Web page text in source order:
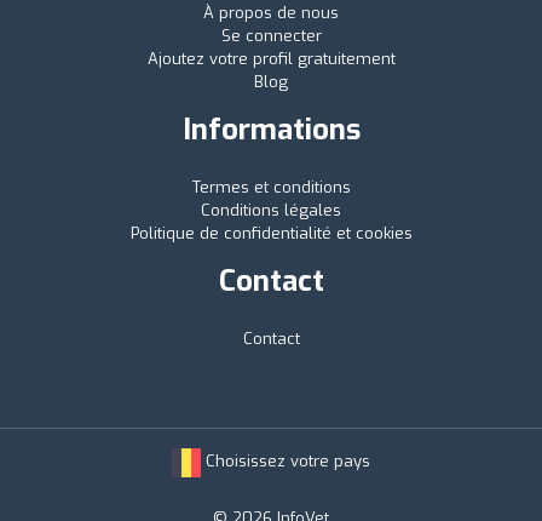
À propos de nous
Se connecter
Ajoutez votre profil gratuitement
Blog
Informations
Termes et conditions
Conditions légales
Politique de confidentialité et cookies
Contact
Contact
Choisissez votre pays